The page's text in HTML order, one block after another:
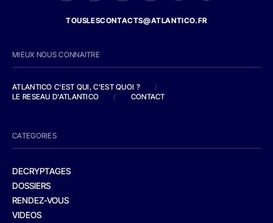
TOUSLESCONTACTS@ATLANTICO.FR
MIEUX NOUS CONNAITRE
ATLANTICO C'EST QUI, C'EST QUOI ?
/
LE RESEAU D'ATLANTICO
/ CONTACT
CATEGORIES
DECRYPTAGES
DOSSIERS
RENDEZ-VOUS
VIDEOS